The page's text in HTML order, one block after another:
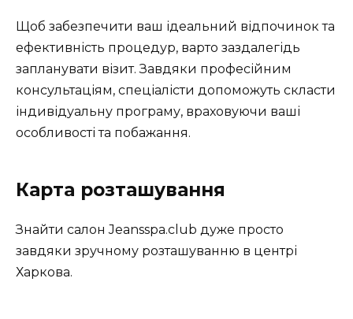
Щоб забезпечити ваш ідеальний відпочинок та
ефективність процедур, варто заздалегідь
запланувати візит. Завдяки професійним
консультаціям, спеціалісти допоможуть скласти
індивідуальну програму, враховуючи ваші
особливості та побажання.
Карта розташування
Знайти салон Jeansspa.club дуже просто
завдяки зручному розташуванню в центрі
Харкова.